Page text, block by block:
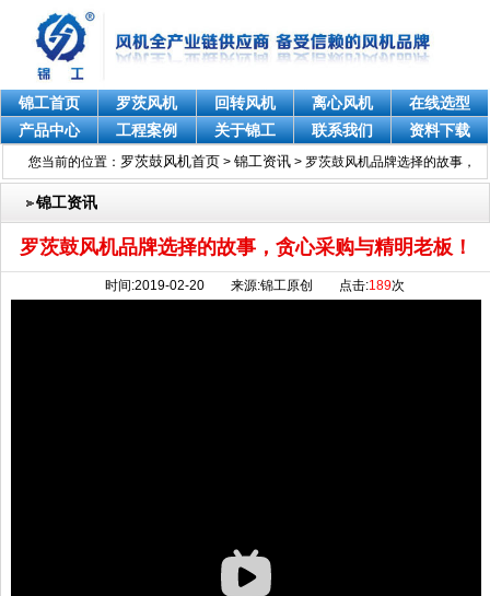
锦工首页 罗茨风机 回转风机 离心风机
在线选型
产品中心
工程案例 关于锦工 联系我们 资料下载
您当前的位置： 罗茨鼓风机首页 > 锦工资讯 >罗茨鼓风机品牌选择的故事，
贪心采购与精明老板！
锦工资讯
罗茨鼓风机品牌选择的故事，贪心采购与精明老板！
时间:2019-02-20 来源:锦工原创 点击:189次